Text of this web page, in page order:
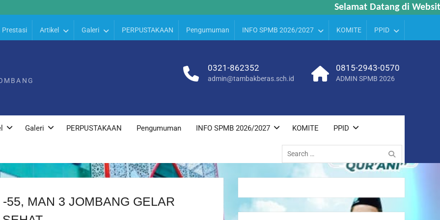
Prestasi Artikel Galeri PERPUSTAKAAN Pengumuman INFO SPMB 2026/2027 KOMITE PPID
0321-862352
admin@tambakberas.sch.id
0815-2943-0570
ADMIN SPMB 2026
Galeri PERPUSTAKAAN Pengumuman INFO SPMB 2026/2027 KOMITE PPID
Search
for:
55, MAN 3 JOMBANG GELAR
Selamat Datang di Website
Selamat Datang di Website